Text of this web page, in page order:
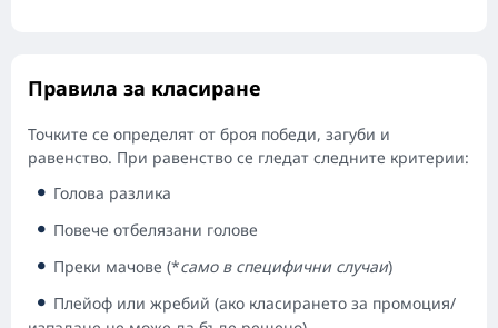
Правила за класиране
Точките се определят от броя победи, загуби и
равенство. При равенство се гледат следните критерии:
Голова разлика
Повече отбелязани голове
Преки мачове (*само в специфични случаи)
Плейоф или жребий (ако класирането за промоция/